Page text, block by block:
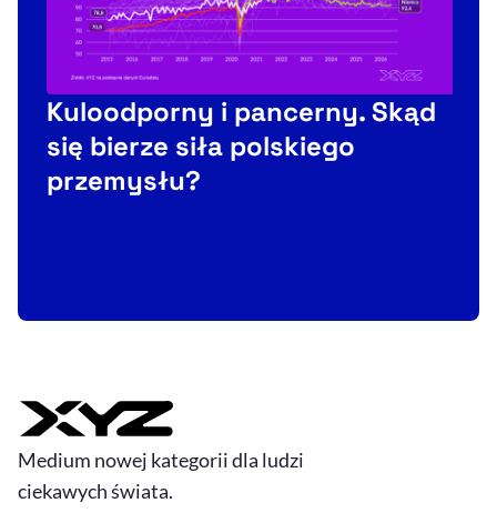
Kuloodporny i pancerny. Skąd
się bierze siła polskiego
przemysłu?
Medium nowej kategorii dla ludzi
ciekawych świata.